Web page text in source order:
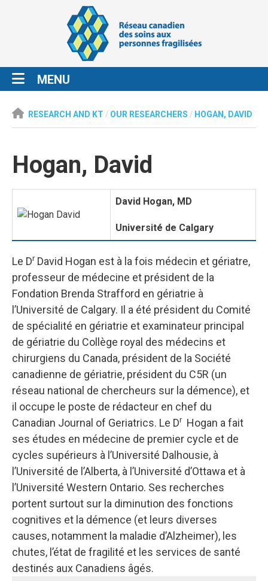
MENU
RESEARCH AND KT / OUR RESEARCHERS / HOGAN, DAVID
Hogan, David
David Hogan, MD
Université de Calgary
Le DrDavid Hogan est à la fois médecin et gériatre,
professeur de médecine et président de la
Fondation Brenda Strafford en gériatrie à
l’Université de Calgary. Il a été président du Comité
de spécialité en gériatrie et examinateur principal
de gériatrie du Collège royal des médecins et
chirurgiens du Canada, président de la Société
canadienne de gériatrie, président du C5R (un
réseau national de chercheurs sur la démence), et
il occupe le poste de rédacteur en chef du
Canadian Journal of Geriatrics. Le DrHogan a fait
ses études en médecine de premier cycle et de
cycles supérieurs à l’Université Dalhousie, à
l’Université de l’Alberta, à l’Université d’Ottawa et à
l’Université Western Ontario. Ses recherches
portent surtout sur la diminution des fonctions
cognitives et la démence (et leurs diverses
causes, notamment la maladie d’Alzheimer), les
chutes, l’état de fragilité et les services de santé
destinés aux Canadiens âgés.